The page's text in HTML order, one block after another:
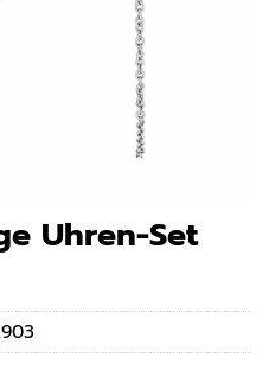
Uhren-Set